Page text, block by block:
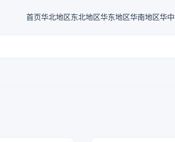
首页华北地区东北地区华东地区华南地区华